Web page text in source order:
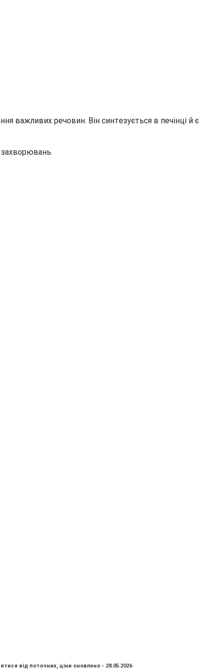
важливих речовин. Він синтезується в печінці й є
захворювань.
від поточних, ціни оновлено - 28.05.2026